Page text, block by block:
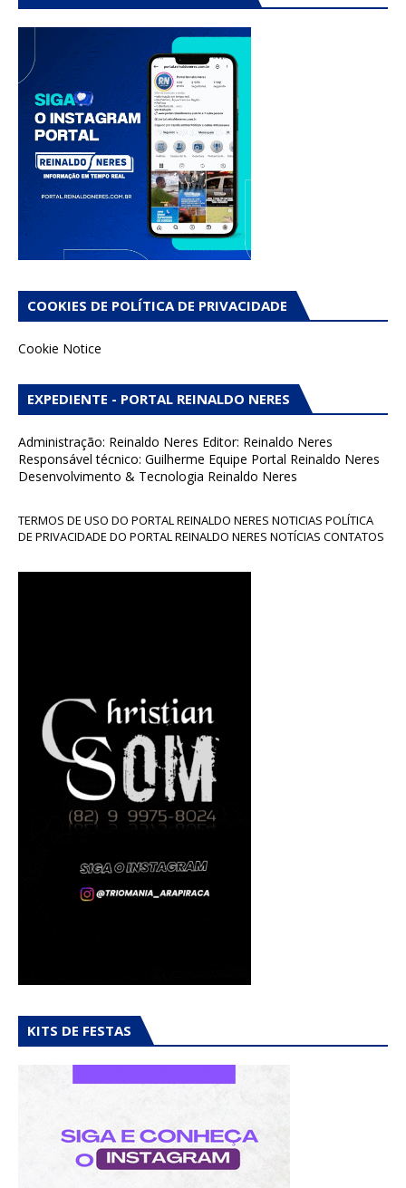
COOKIES DE POLÍTICA DE PRIVACIDADE
Cookie Notice
EXPEDIENTE - PORTAL REINALDO NERES
Administração: Reinaldo Neres Editor: Reinaldo Neres
Responsável técnico: Guilherme Equipe Portal Reinaldo Neres
Desenvolvimento & Tecnologia Reinaldo Neres
TERMOS DE USO DO PORTAL REINALDO NERES NOTICIAS POLÍTICA
DE PRIVACIDADE DO PORTAL REINALDO NERES NOTÍCIAS CONTATOS
KITS DE FESTAS